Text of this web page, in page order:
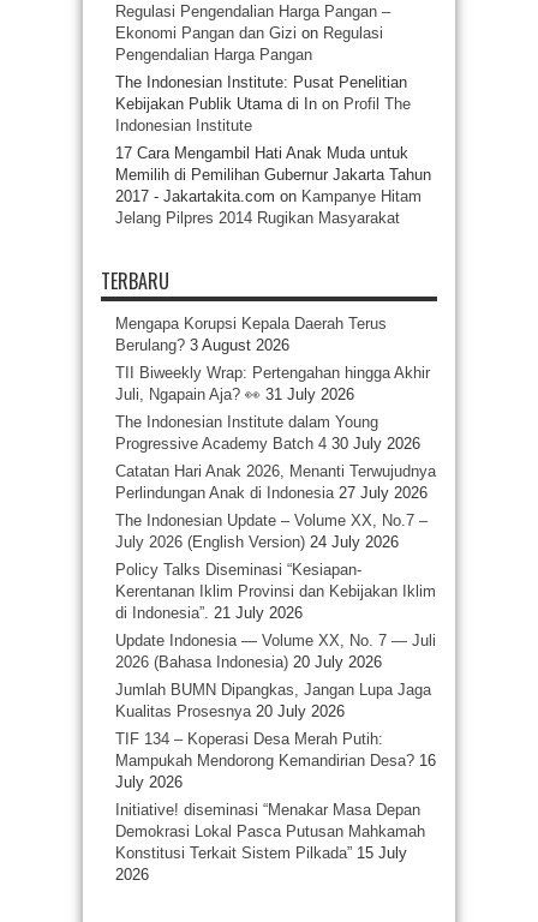
Regulasi Pengendalian Harga Pangan –
Ekonomi Pangan dan Gizi on Regulasi
Pengendalian Harga Pangan
The Indonesian Institute: Pusat Penelitian
Kebijakan Publik Utama di In on Profil The
Indonesian Institute
17 Cara Mengambil Hati Anak Muda untuk
Memilih di Pemilihan Gubernur Jakarta Tahun
2017 - Jakartakita.com on Kampanye Hitam
Jelang Pilpres 2014 Rugikan Masyarakat
TERBARU
Mengapa Korupsi Kepala Daerah Terus
Berulang? 3 August 2026
TII Biweekly Wrap: Pertengahan hingga Akhir
Juli, Ngapain Aja? 👀 31 July 2026
The Indonesian Institute dalam Young
Progressive Academy Batch 4 30 July 2026
Catatan Hari Anak 2026, Menanti Terwujudnya
Perlindungan Anak di Indonesia 27 July 2026
The Indonesian Update – Volume XX, No.7 –
July 2026 (English Version) 24 July 2026
Policy Talks Diseminasi “Kesiapan-
Kerentanan Iklim Provinsi dan Kebijakan Iklim
di Indonesia”. 21 July 2026
Update Indonesia — Volume XX, No. 7 — Juli
2026 (Bahasa Indonesia) 20 July 2026
Jumlah BUMN Dipangkas, Jangan Lupa Jaga
Kualitas Prosesnya 20 July 2026
TIF 134 – Koperasi Desa Merah Putih:
Mampukah Mendorong Kemandirian Desa? 16
July 2026
Initiative! diseminasi “Menakar Masa Depan
Demokrasi Lokal Pasca Putusan Mahkamah
Konstitusi Terkait Sistem Pilkada” 15 July
2026